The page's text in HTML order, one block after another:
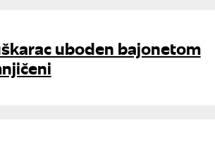
uboden bajonetom